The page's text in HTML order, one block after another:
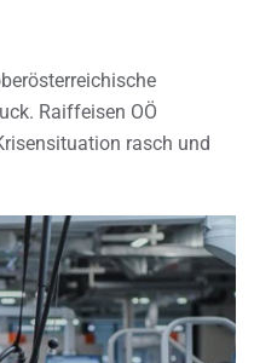
Raiffeisen OÖ
rasch und